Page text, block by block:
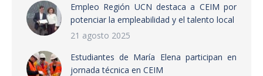
Empleo Región UCN destaca a CEIM por
potenciar la empleabilidad y el talento local
21 agosto 2025
Estudiantes de María Elena participan en
jornada técnica en CEIM